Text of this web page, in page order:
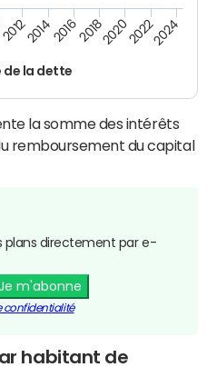
de la dette
2012201420162018202020222024
la somme des intérêts
remboursement du capital
plans directement par e-
m'abonne
confidentialité
habitant de